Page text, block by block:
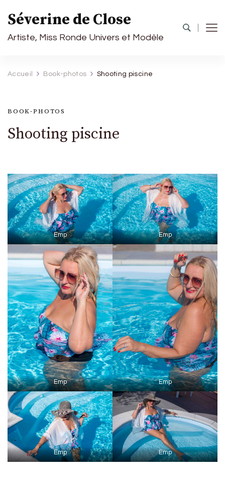
Séverine de Close
Artiste, Miss Ronde Univers et Modèle
Accueil Book-photos Shooting piscine
BOOK-PHOTOS
Shooting piscine
Emp Emp
Emp Emp
Emp Emp